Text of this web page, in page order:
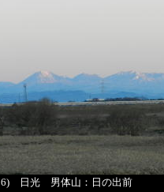
6) 日光 男体山：日の出前